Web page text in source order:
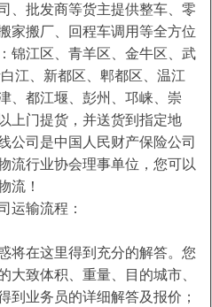
、批发商等货主提供整车、零
家搬厂、回程车调用等全方位
锦江区、青羊区、金牛区、武
江、新都区、郫都区、温江
、都江堰、彭州、邛崃、崇
上门提货，并送货到指定地
公司是中国人民财产保险公司
流行业协会理事单位，您可以
流！
运输流程：
将在这里得到充分的解答。您
大致体积、重量、目的城市、
到业务员的详细解答及报价；